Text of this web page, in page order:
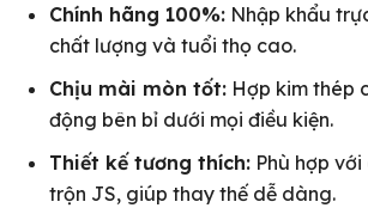
Chính hãng 100%: Nhập khẩu
chất lượng và tuổi thọ cao.
Chịu mài mòn tốt: Hợp kim thép
động bên bỉ dưới mọi điều kiện.
Thiết kế tương thích: Phù hợp
trộn JS, giúp thay thế dễ dàng.